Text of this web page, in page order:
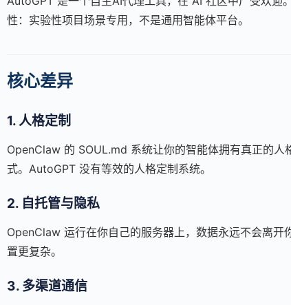
性：实验性项目场景专用，不是通用智能体平台。
核心差异
1. 人格定制
OpenClaw 的 SOUL.md 系统让你的智能体拥有真正的
式。AutoGPT 没有等效的人格定制系统。
2. 自托管与隐私
OpenClaw 运行在你自己的服务器上，数据永远不会离
置更复杂。
3. 多渠道通信